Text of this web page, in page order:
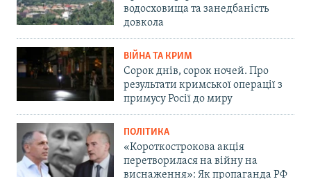
водосховища та занедбаність
довкола
ВІЙНА ТА КРИМ
Сорок днів, сорок ночей. Про
результати кримської операції з
примусу Росії до миру
ПОЛІТИКА
«Короткострокова акція
перетворилася на війну на
виснаження»: Як пропаганда РФ